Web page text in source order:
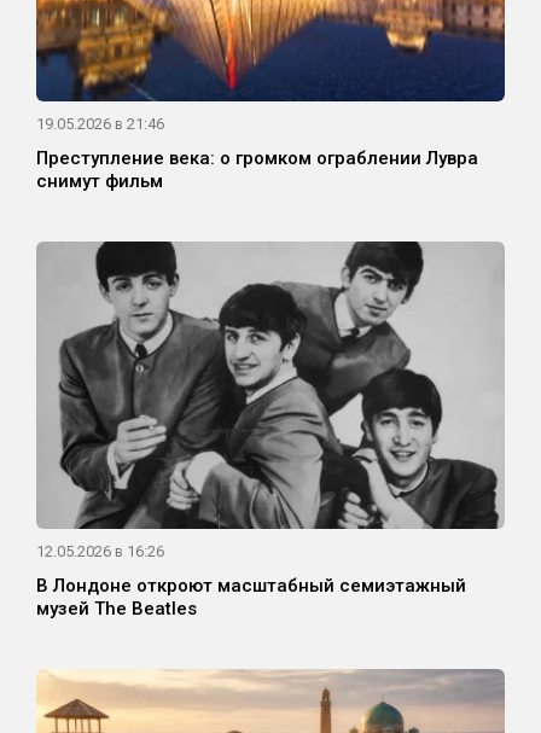
19.05.2026 в 21:46
Преступление века: о громком ограблении Лувра
снимут фильм
12.05.2026 в 16:26
В Лондоне откроют масштабный семиэтажный
музей The Beatles